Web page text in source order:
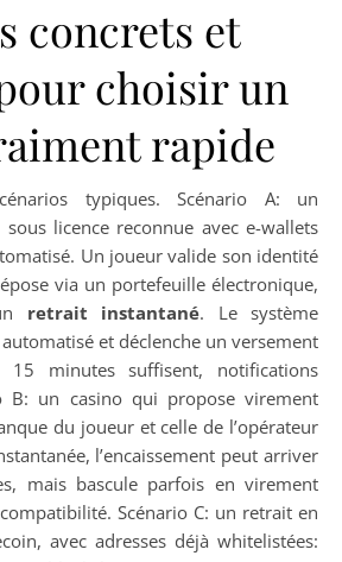
concrets et
choisir un
rapide
typiques. Scénario A: un
licence reconnue avec e-wallets
Un joueur valide son identité
via un portefeuille électronique,
retrait instantané. Le système
et déclenche un versement
minutes suffisent, notifications
B: un casino qui propose virement
du joueur et celle de l’opérateur
l’encaissement peut arriver
mais bascule parfois en virement
Scénario C: un retrait en
avec adresses déjà whitelistées: